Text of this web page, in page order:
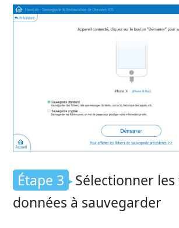
Étape 3
Sélectionner
données à sauvegarder